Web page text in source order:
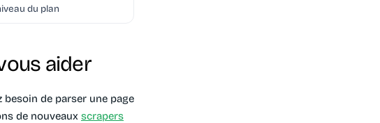
du plan
aider
besoin de parser une page
de nouveaux scrapers